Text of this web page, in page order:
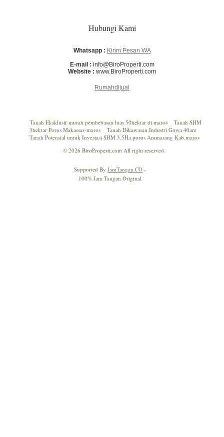
Hubungi Kami
Whatsapp : Kirim Pesan WA
E-mail : info@BiroProperti.com
Website : www.BiroProperti.com
Rumahdijual
Tanah Eksklusif murah pembebasan luas 50hektar di maros
Tanah SHM
3hektar Poros Makassar-maros
Tanah Dikawasan Industri Gowa 40are
Tanah Potensial untuk Investasi SHM 3.5Ha poros Ammarang Kab.maros
© 2026 BiroProperti.com All right reserved.
Supported By JamTangan.CO -
100% Jam Tangan Original